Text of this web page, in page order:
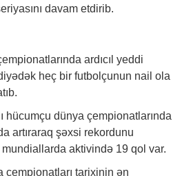
davam etdirib.
ardıcıl yeddi
heç bir futbolçunun nail ola
hücumçu dünya çempionatlarında
artıraraq şəxsi rekordunu
aktivində 19 qol var.
çempionatları tarixinin ən